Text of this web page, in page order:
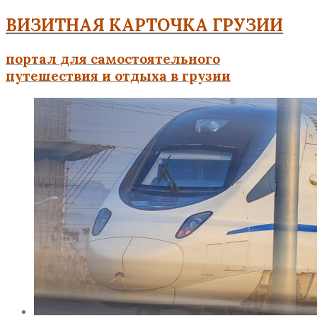
ВИЗИТНАЯ КАРТОЧКА ГРУЗИИ
портал для самостоятельного
путешествия и отдыха в грузии